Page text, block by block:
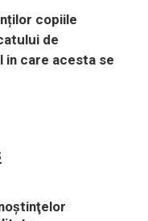
copiile
de
in care acesta se